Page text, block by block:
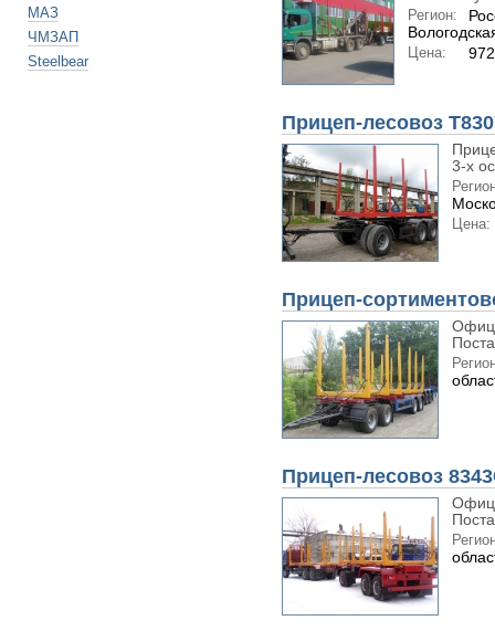
МАЗ
ЧМЗАП
Steelbear
Регион:
Цена:
Прицеп-лесовоз
3-х
Цена:
Прицеп-
Прицеп-лесовоз